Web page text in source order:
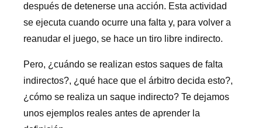
después de detenerse una acción. Esta actividad
se ejecuta cuando ocurre una falta y, para volver a
reanudar el juego, se hace un tiro libre indirecto.
Pero, ¿cuándo se realizan estos saques de falta
indirectos?, ¿qué hace que el árbitro decida esto?,
¿cómo se realiza un saque indirecto? Te dejamos
unos ejemplos reales antes de aprender la